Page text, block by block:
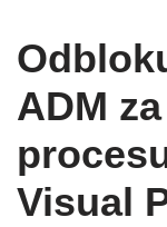
ADM
Visual